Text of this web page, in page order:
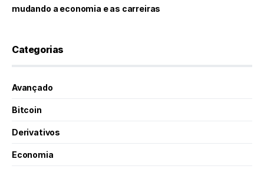
mudando a economia e as carreiras
Categorias
Avançado
Bitcoin
Derivativos
Economia